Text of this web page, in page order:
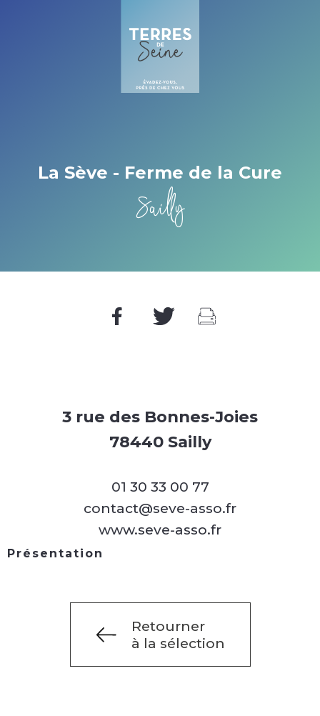
La Sève - Ferme de la Cure
Sailly
3 rue des Bonnes-Joies
78440 Sailly
01 30 33 00 77
contact@seve-asso.fr
www.seve-asso.fr
Présentation
Retourner
à la sélection